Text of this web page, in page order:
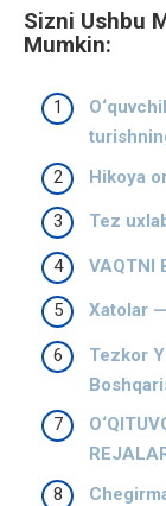
Sizni Ushbu
Mumkin:
Hikoya
Tez
VAQTNI
Xatolar
Tezkor